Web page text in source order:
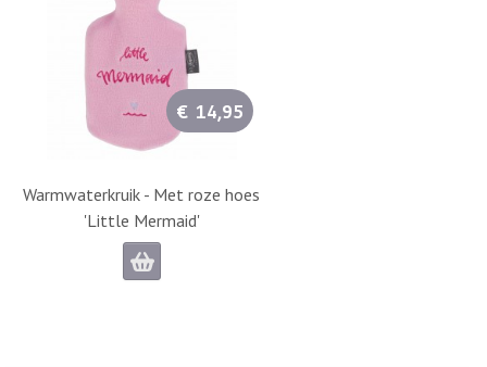
€ 14,95
Warmwaterkruik - Met roze hoes
'Little Mermaid'